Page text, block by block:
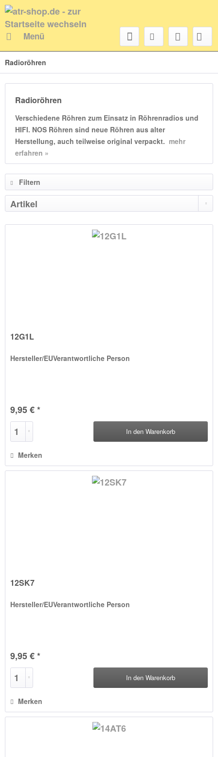
Menü
Radioröhren
Radioröhren
Verschiedene Röhren zum Einsatz in Röhrenradios und
HIFI. NOS Röhren sind neue Röhren aus alter
Herstellung, auch teilweise original verpackt. mehr
erfahren »
Filtern
12G1L
Hersteller/EUVerantwortliche Person
9,95 € *
In den Warenkorb
Merken
12SK7
Hersteller/EUVerantwortliche Person
9,95 € *
In den Warenkorb
Merken